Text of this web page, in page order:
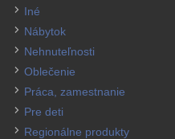
Iné
Nábytok
Nehnuteľnosti
Oblečenie
Práca, zamestnanie
Pre deti
Regionálne produkty